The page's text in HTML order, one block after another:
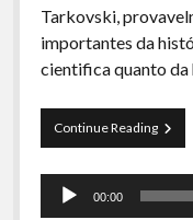
Tarkovski,
importantes da
cientifica quanto
Continue ReadingSolaris
Tocador
00:00